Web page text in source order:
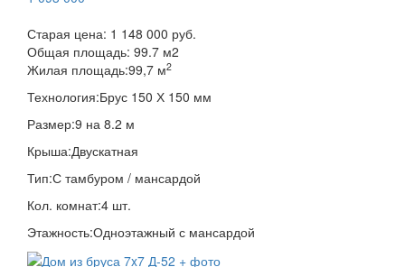
Старая цена: 1 148 000 руб.
Общая площадь: 99.7 м2
Жилая площадь:99,7 м2
Технология:Брус 150 Х 150 мм
Размер:9 на 8.2 м
Крыша:Двускатная
Тип:С тамбуром / мансардой
Кол. комнат:4 шт.
Этажность:Одноэтажный с мансардой